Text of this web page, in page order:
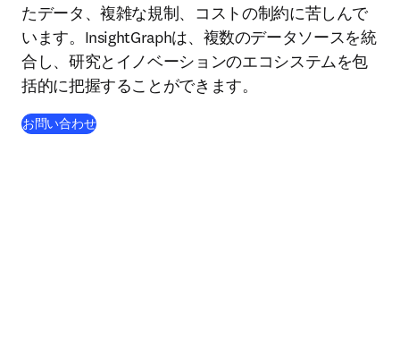
たデータ、複雑な規制、コストの制約に苦しんで
います。InsightGraphは、複数のデータソースを統
合し、研究とイノベーションのエコシステムを包
括的に把握することができます。
お問い合わせ